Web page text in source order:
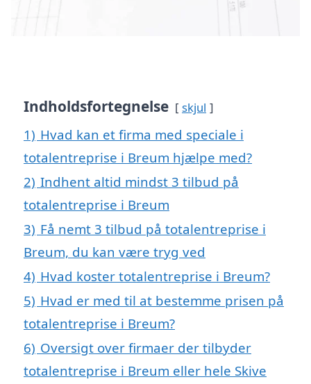
Indholdsfortegnelse skjul
1) Hvad kan et firma med speciale i
totalentreprise i Breum hjælpe med?
2) Indhent altid mindst 3 tilbud på
totalentreprise i Breum
3) Få nemt 3 tilbud på totalentreprise i
Breum, du kan være tryg ved
4) Hvad koster totalentreprise i Breum?
5) Hvad er med til at bestemme prisen på
totalentreprise i Breum?
6) Oversigt over firmaer der tilbyder
totalentreprise i Breum eller hele Skive